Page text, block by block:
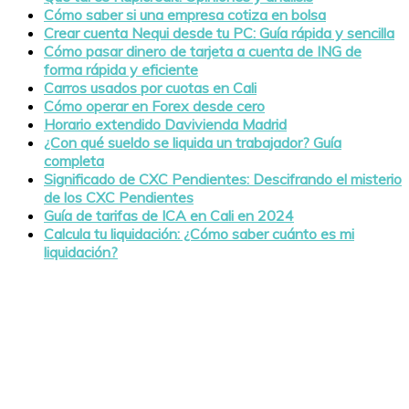
Cómo saber si una empresa cotiza en bolsa
Crear cuenta Nequi desde tu PC: Guía rápida y sencilla
Cómo pasar dinero de tarjeta a cuenta de ING de
forma rápida y eficiente
Carros usados por cuotas en Cali
Cómo operar en Forex desde cero
Horario extendido Davivienda Madrid
¿Con qué sueldo se liquida un trabajador? Guía
completa
Significado de CXC Pendientes: Descifrando el misterio
de los CXC Pendientes
Guía de tarifas de ICA en Cali en 2024
Calcula tu liquidación: ¿Cómo saber cuánto es mi
liquidación?